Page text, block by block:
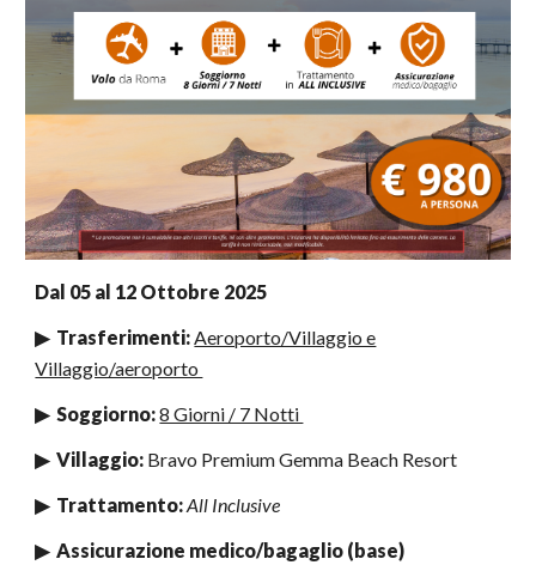
Dal 05 al 12 Ottobre 2025
▶ Trasferimenti: Aeroporto/Villaggio e
Villaggio/aeroporto
▶ Soggiorno:8 Giorni / 7 Notti
▶ Villaggio: Bravo Premium Gemma Beach Resort
▶ Trattamento:All Inclusive
▶ Assicurazione medico/bagaglio (base)